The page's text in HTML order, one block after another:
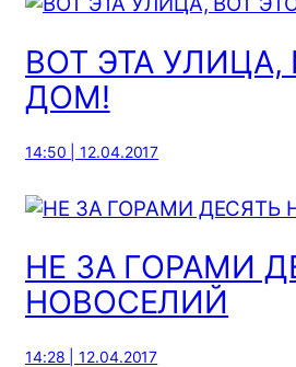
ВОТ ЭТА УЛИЦА,
ДОМ!
14:50 | 12.04.2017
НЕ ЗА ГОРАМИ
НОВОСЕЛИЙ
14:28 | 12.04.2017